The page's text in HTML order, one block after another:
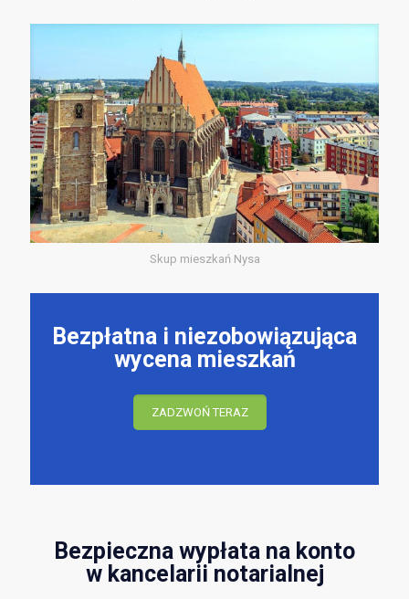
Skup mieszkań Nysa
Bezpłatna i niezobowiązująca
wycena mieszkań
ZADZWOŃ TERAZ
Bezpieczna wypłata na konto
w kancelarii notarialnej